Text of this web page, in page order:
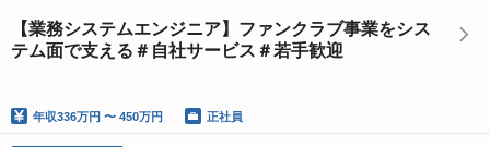
【業務システムエンジニア】ファンクラブ事業をシス
テム面で支える＃自社サービス＃若手歓迎
年収336万円 〜 450万円 正社員